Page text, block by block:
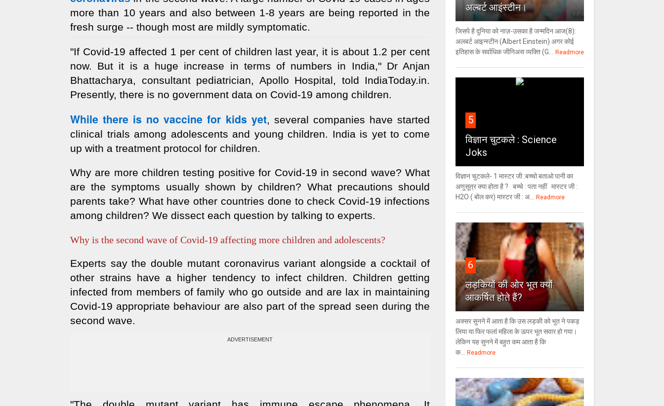
more than 10 years and also between 1-8 years are being reported in the
fresh surge -- though most are mildly symptomatic.
"If Covid-19 affected 1 per cent of children last year, it is about 1.2 per cent
now. But it is a huge increase in terms of numbers in India," Dr Anjan
Bhattacharya, consultant pediatrician, Apollo Hospital, told IndiaToday.in.
Presently, there is no government data on Covid-19 among children.
While there is no vaccine for kids yet, several companies have started
clinical trials among adolescents and young children. India is yet to come
up with a treatment protocol for children.
Why are more children testing positive for Covid-19 in second wave? What
are the symptoms usually shown by children? What precautions should
parents take? What have other countries done to check Covid-19 infections
among children? We dissect each question by talking to experts.
Why is the second wave of Covid-19 affecting more children and adolescents?
Experts say the double mutant coronavirus variant alongside a cocktail of
other strains have a higher tendency to infect children. Children getting
infected from members of family who go outside and are lax in maintaining
Covid-19 appropriate behaviour are also part of the spread seen during the
second wave.
ADVERTISEMENT
अल्बर्ट आइंस्टीन।
जिसपे है दुनिया को नाज़-उसका है जन्मदिन आज(8):
अलबर्ट आइन्स्टीन (Albert Einstein) अगर कोई
इतिहास के सर्वाधिक जीनिअस व्यक्ति (G...
Readmore
5
विज्ञान चुटकले : Science
Joks
विज्ञान चुटकले- 1 मास्टर जी :बच्चो बताओ पानी का
अणुसूत्र क्या होता है ? बच्चे : पता नहीं मास्टर जी :
H2O ( बोल कर) मास्टर जी : अ...
Readmore
6
लड़कियों की ओर भूत क्‍यों
आकर्षित होते हैं?
अक्सर सुनने में आता है कि उस लड़की को भूत ने पकड़
लिया या फिर फलां महिला के ऊपर भूत सवार हो गया।
लेकिन यह सुनने में बहुत कम आता है कि
क...
Readmore